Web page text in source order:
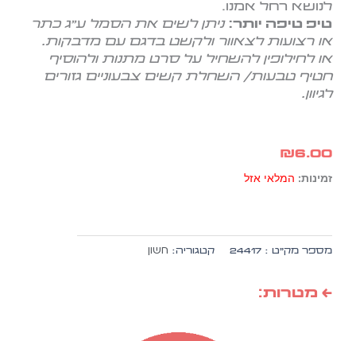
לנושא רחל אמנו.
טיפ טיפה יותר:ניתן לשים את הסמל ע"ג כתר
או רצועות לצאוור ולקשט בדגם עם מדבקות.
או לחילופין להשחיל על סרט מתנות ולהוסיף
חטיף טבעות/ השחלת קשים צבעוניים גזורים
לגיוון.
₪6.00
זמינות: המלאי אזל
מספר מק״ט :24417 קטגוריה: חשון
← מטרות: